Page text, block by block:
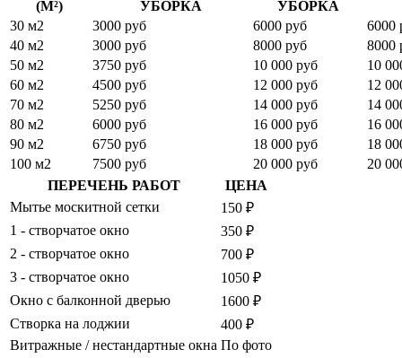
(М²)
УБОРКА
УБОРКА
30 м2 3000 руб 6000 руб
6000
40 м2
3000 руб 8000 руб
8000
50 м2
3750 руб 10 000 руб
10
60 м2
4500 руб 12 000 руб
12
70 м2
5250 руб 14 000 руб
14
80 м2
6000 руб 16 000 руб
16
90 м2
6750 руб 18 000 руб
18
100 м2
7500 руб 20 000 руб
20
ПЕРЕЧЕНЬ РАБОТ
ЦЕНА
Мытье москитной сетки
150 ₽
1 - створчатое окно
350 ₽
2 - створчатое окно
700 ₽
3 - створчатое окно
1050 ₽
Окно с балконной дверью
1600 ₽
Створка на лоджии
400 ₽
Витражные / нестандартные окна По фото